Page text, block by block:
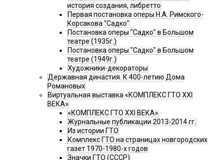
история создания, либретто
Первая постановка оперы Н.А. Римского-
Корсакова "Садко"
Постановка оперы "Садко" в Большом
театре (1935г.)
Постановка оперы "Садко" в Большом
театре (1949г.)
Художники-декораторы
Державная династия. К 400-летию Дома
Романовых
Виртуальная выставка «КОМПЛЕКС ГТО XXI
ВЕКА»
«КОМПЛЕКС ГТО XXI ВЕКА»
Журнальные публикации 2013-2014 гг.
Из истории ГТО
Комплекс ГТО на страницах новгородских
газет 1970-1980-х годов
Значки ГТО (СССР)